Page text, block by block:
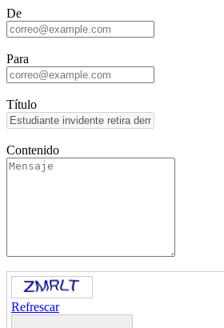
De
Para
Título
Contenido
Refrescar